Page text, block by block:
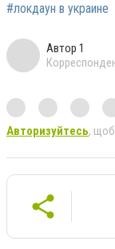
#локдаун в украине
Автор 1
Авторизуйтесь, щоб